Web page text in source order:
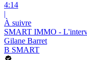
4:14
|
À suivre
SMART IMMO -
Gilane Barret
B SMART